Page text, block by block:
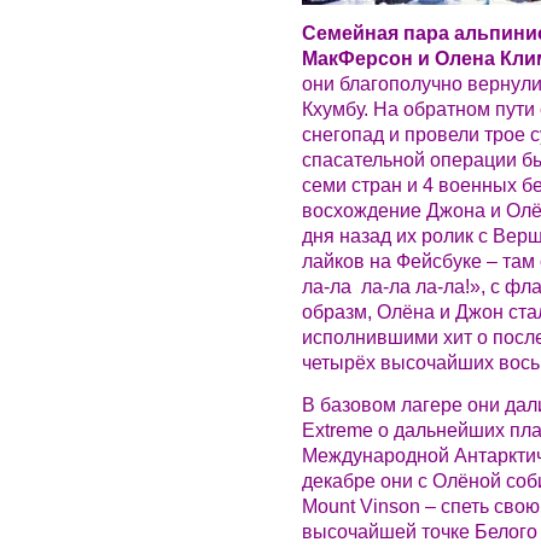
Семейная пара
МакФерсон и Олена
они благополучно
Кхумбу. На обратном
снегопад и провели трое
спасательной операции
семи стран и 4 военных
восхождение Джона и
дня назад их ролик с
лайков на Фейсбуке –
ла-ла ла-ла ла-ла!», с
образм, Олёна и Джон
исполнившими хит о
четырёх высочайших
В базовом лагере они
Extreme о дальнейших
Международной
декабре они с Олёной
Mount Vinson – спеть
высочайшей точке